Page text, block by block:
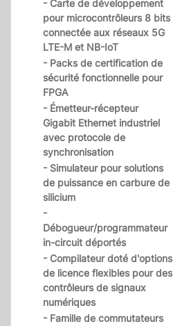
- Carte de développement
pour microcontrôleurs 8 bits
connectée aux réseaux 5G
LTE-M et NB-IoT
- Packs de certification de
sécurité fonctionnelle pour
FPGA
- Émetteur-récepteur
Gigabit Ethernet industriel
avec protocole de
synchronisation
- Simulateur pour solutions
de puissance en carbure de
silicium
-
Débogueur/programmateur
in-circuit déportés
- Compilateur doté d'options
de licence flexibles pour des
contrôleurs de signaux
numériques
- Famille de commutateurs